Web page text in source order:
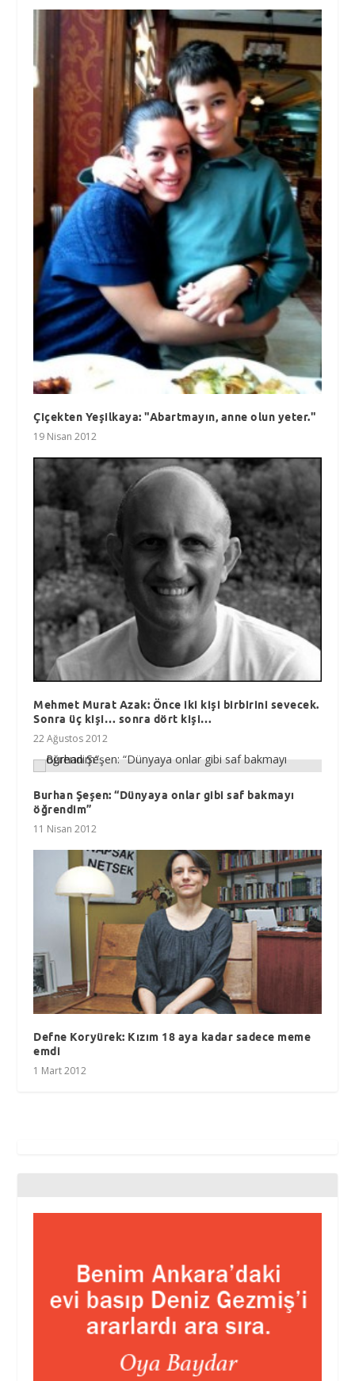
Çiçekten Yeşilkaya: "Abartmayın, anne olun yeter."
19 Nisan 2012
Mehmet Murat Azak: Önce iki kişi birbirini sevecek.
Sonra üç kişi… sonra dört kişi…
22 Ağustos 2012
Burhan Şeşen: “Dünyaya onlar gibi saf bakmayı
öğrendim”
11 Nisan 2012
Defne Koryürek: Kızım 18 aya kadar sadece meme
emdi
1 Mart 2012